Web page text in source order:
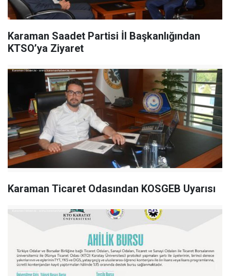
Karaman Saadet Partisi İl Başkanlığından
KTSO’ya Ziyaret
Karaman Ticaret Odasından KOSGEB Uyarısı